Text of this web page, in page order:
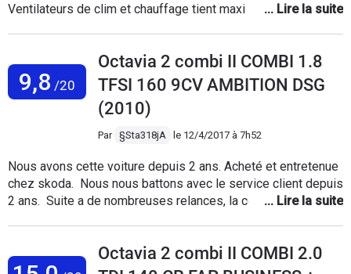
Ventilateurs de clim et chauffage tient maxi 2ans. Rien d
................................. ........... .......
9,8 /20
Octavia 2 combi II COMBI 1.8
TFSI 160 9CV AMBITION DSG
(2010)
Par §Sta318jA le 12/4/2017 à 7h52
Nous avons cette voiture depuis 2 ans. Acheté et entretenue
chez skoda. Nous nous battons avec le service client depuis
2 ans. Suite a de nombreuses relances, la concession
par notre concessionnaire mais comme le vehicule vient
d'avoir 5 ans il nous renvoie vers le service client qui nous
Octavia 2 combi II COMBI 2.0